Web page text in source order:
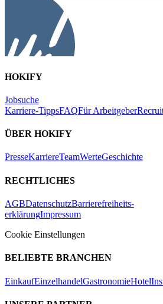
HOKIFY
Jobsuche
Karriere-TippsFAQFür Arbeitgeber
ÜBER HOKIFY
PresseKarriereTeamWerteGeschichte
RECHTLICHES
AGBDatenschutzBarrierefreiheits-
erklärungImpressum
Cookie Einstellungen
BELIEBTE BRANCHEN
EinkaufEinzelhandelGastronomieHotel